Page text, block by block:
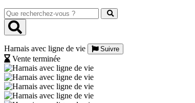
Que
recherchez-
vous
Harnais avec ligne de vie
Suivre
Vente terminée